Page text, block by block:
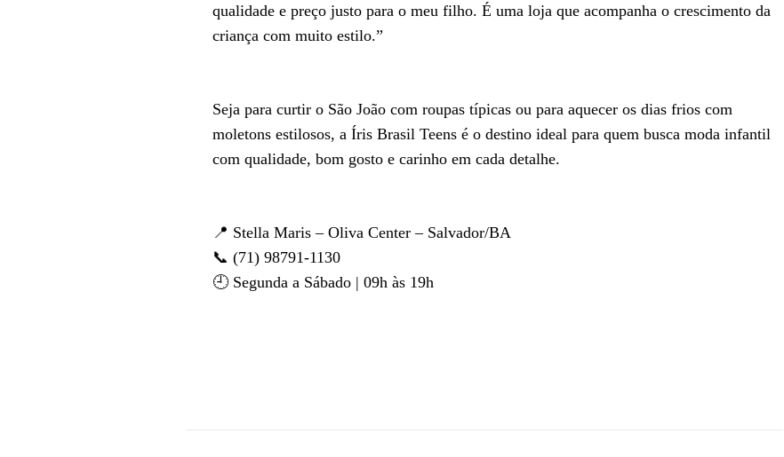
qualidade e preço justo para o meu filho. É uma loja que acompanha o crescimento da
criança com muito estilo.”
Seja para curtir o São João com roupas típicas ou para aquecer os dias frios com
moletons estilosos, a Íris Brasil Teens é o destino ideal para quem busca moda infantil
com qualidade, bom gosto e carinho em cada detalhe.
📍 Stella Maris – Oliva Center – Salvador/BA
📞 (71) 98791-1130
🕘 Segunda a Sábado | 09h às 19h